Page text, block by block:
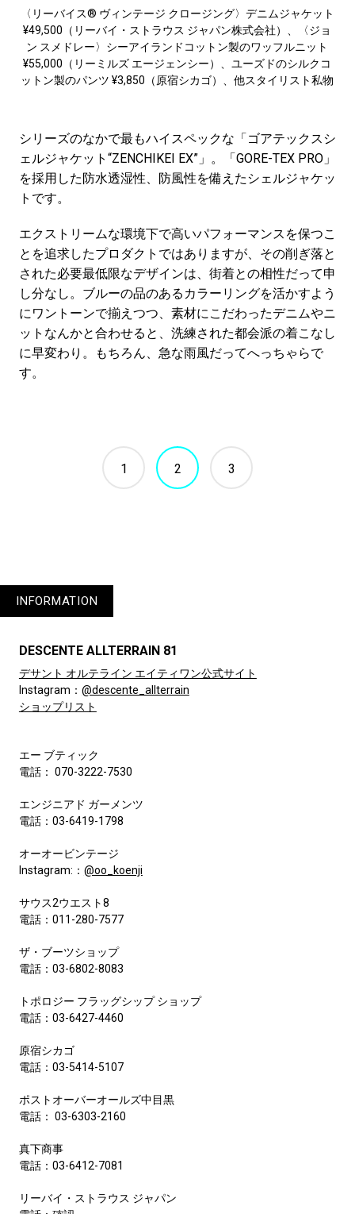
〈リーバイス® ヴィンテージ クロージング〉デニムジャケット
¥49,500（リーバイ・ストラウス ジャパン株式会社）、〈ジョ
ン スメドレー〉シーアイランドコットン製のワッフルニット
¥55,000（リーミルズ エージェンシー）、ユーズドのシルクコ
ットン製のパンツ ¥3,850（原宿シカゴ）、他スタイリスト私物
シリーズのなかで最もハイスペックな 「ゴアテックスシ
ェルジャケット“ZENCHIKEI EX”」 。
「GORE-TEX PRO」
を採用した防水透湿性、防風性を備えたシェルジャケッ
トです。
エクストリームな環境下で高いパフォーマンスを保つこ
とを追求したプロダクトではありますが、その削ぎ落と
された必要最低限なデザインは、街着との相性だって申
し分なし。ブルーの品のあるカラーリングを活かすよう
にワントーンで揃えつつ、素材にこだわったデニムやニ
ットなんかと合わせると、洗練された都会派の着こなし
に早変わり。もちろん、急な雨風だってへっちゃらで
す。
1 2 3
INFORMATION
DESCENTE ALLTERRAIN 81
デサント オルテライン エイティワン公式サイト
Instagram： @descente_allterrain
ショップリスト
エー ブティック
電話： 070-3222-7530
エンジニアド ガーメンツ
電話：03-6419-1798
オーオービンテージ
Instagram:： @oo_koenji
サウス2ウエスト8
電話：011-280-7577
ザ・ブーツショップ
電話：03-6802-8083
トポロジー フラッグシップ ショップ
電話：03-6427-4460
原宿シカゴ
電話：03-5414-5107
ポストオーバーオールズ中目黒
電話： 03-6303-2160
真下商事
電話：03-6412-7081
リーバイ・ストラウス ジャパン